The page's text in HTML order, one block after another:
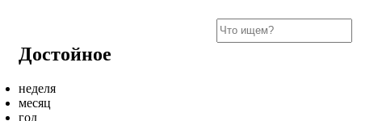
Достойное
неделя
месяц
год